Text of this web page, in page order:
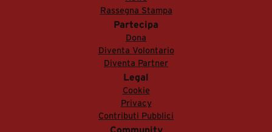
Rassegna Stampa
Partecipa
Dona
Diventa Volontario
Diventa Partner
Legal
Cookie
Privacy
Contributi Pubblici
Community